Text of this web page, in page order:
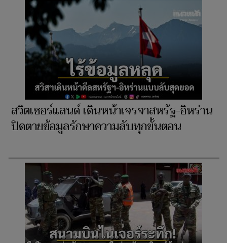
สวิตเซอร์แลนด์ เดินหน้าเจรจาสหรัฐ-อิหร่าน
ปิดตายข้อมูลรักษาความลับทุกขั้นตอน